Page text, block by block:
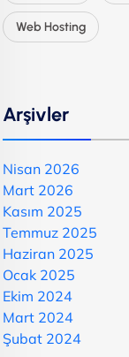
Web Hosting
Arşivler
Nisan 2026
Mart 2026
Kasım 2025
Temmuz 2025
Haziran 2025
Ocak 2025
Ekim 2024
Mart 2024
Şubat 2024